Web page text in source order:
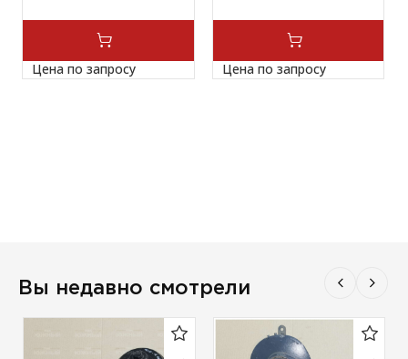
Цена по запросу Цена по запросу
Вы недавно смотрели